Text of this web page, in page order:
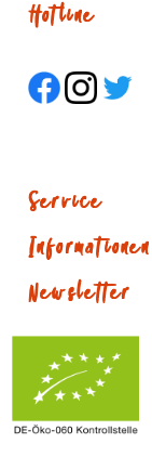
Hotline
Service
Informationen
Newsletter